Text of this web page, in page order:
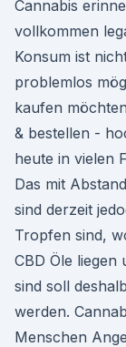
Cannabis
vollkommen
Konsum ist
problemlos
kaufen
& bestellen -
heute in vielen
Das mit
sind derzeit
Tropfen sind,
CBD Öle liegen
sind soll
werden.
Menschen